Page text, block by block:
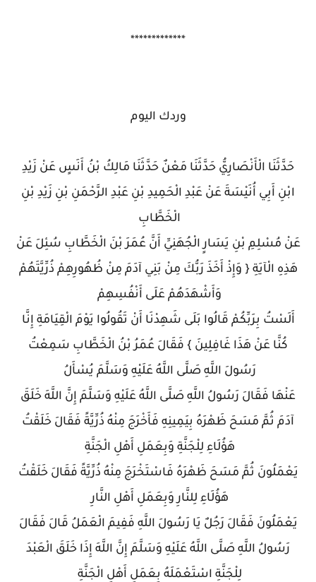
*************
وردك اليوم
حَدَّثَنَا الْأَنْصَارِيُّ حَدَّثَنَا مَعْنٌ حَدَّثَنَا مَالِكُ بْنُ أَنَسٍ عَنْ زَيْدِ
ابْنِ أَبِي أُنَيْسَةَ عَنْ عَبْدِ الْحَمِيدِ بْنِ عَبْدِ الرَّحْمَنِ بْنِ زَيْدِ بْنِ
الْخَطَّابِ
عَنْ مُسْلِمِ بْنِ يَسَارٍ الْجُهَنِيِّ أَنَّ عُمَرَ بْنَ الْخَطَّابِ سُئِلَ عَنْ
هَذِهِ الْآيَةِ { وَإِذْ أَخَذَ رَبُّكَ مِنْ بَنِي آدَمَ مِنْ ظُهُورِهِمْ ذُرِّيَّتَهُمْ
وَأَشْهَدَهُمْ عَلَى أَنْفُسِهِمْ
أَلَسْتُ بِرَبِّكُمْ قَالُوا بَلَى شَهِدْنَا أَنْ تَقُولُوا يَوْمَ الْقِيَامَةِ إِنَّا
كُنَّا عَنْ هَذَا غَافِلِينَ } فَقَالَ عُمَرُ بْنُ الْخَطَّابِ سَمِعْتُ
رَسُولَ اللَّهِ صَلَّى اللَّهُ عَلَيْهِ وَسَلَّمَ يُسْأَلُ
عَنْهَا فَقَالَ رَسُولُ اللَّهِ صَلَّى اللَّهُ عَلَيْهِ وَسَلَّمَ إِنَّ اللَّهَ خَلَقَ
آدَمَ ثُمَّ مَسَحَ ظَهْرَهُ بِيَمِينِهِ فَأَخْرَجَ مِنْهُ ذُرِّيَّةً فَقَالَ خَلَقْتُ
هَؤُلَاءِ لِلْجَنَّةِ وَبِعَمَلِ أَهْلِ الْجَنَّةِ
يَعْمَلُونَ ثُمَّ مَسَحَ ظَهْرَهُ فَاسْتَخْرَجَ مِنْهُ ذُرِّيَّةً فَقَالَ خَلَقْتُ
هَؤُلَاءِ لِلنَّارِ وَبِعَمَلِ أَهْلِ النَّارِ
يَعْمَلُونَ فَقَالَ رَجُلٌ يَا رَسُولَ اللَّهِ فَفِيمَ الْعَمَلُ قَالَ فَقَالَ
رَسُولُ اللَّهِ صَلَّى اللَّهُ عَلَيْهِ وَسَلَّمَ إِنَّ اللَّهَ إِذَا خَلَقَ الْعَبْدَ
لِلْجَنَّةِ اسْتَعْمَلَهُ بِعَمَلِ أَهْلِ الْجَنَّةِ